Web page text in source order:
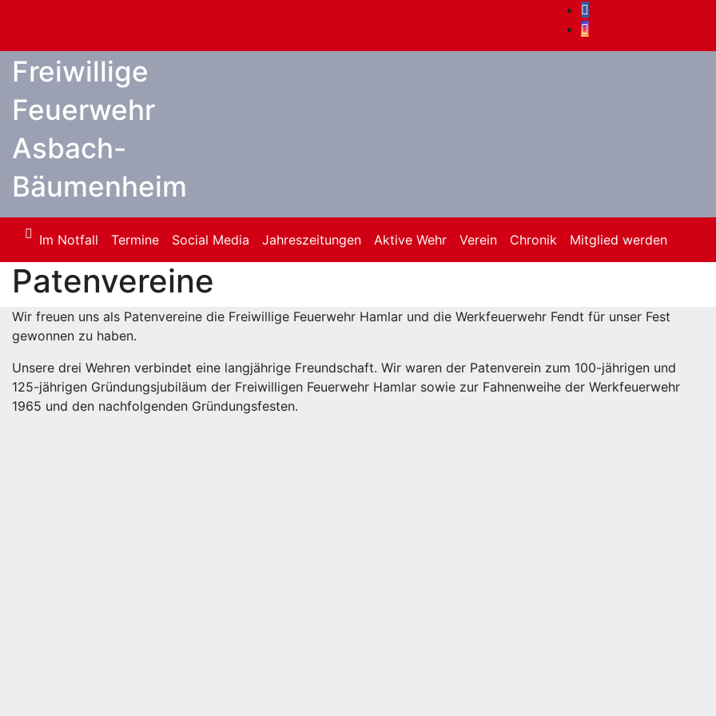
springen
Freiwillige
Feuerwehr
Asbach-
Bäumenheim
Im Notfall Termine Social Media Jahreszeitungen Aktive Wehr Verein Chronik Mitglied werden
Patenvereine
Wir freuen uns als Patenvereine die Freiwillige Feuerwehr Hamlar und die Werkfeuerwehr Fendt für unser Fest
gewonnen zu haben.
Unsere drei Wehren verbindet eine langjährige Freundschaft. Wir waren der Patenverein zum 100-jährigen und
125-jährigen Gründungsjubiläum der Freiwilligen Feuerwehr Hamlar sowie zur Fahnenweihe der Werkfeuerwehr
1965 und den nachfolgenden Gründungsfesten.